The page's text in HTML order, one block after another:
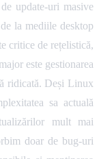
update-uri masive
la mediile desktop
critice de rețelistică,
este gestionarea
ridicată. Deși Linux
sa actuală
mult mai
doar de bug-uri